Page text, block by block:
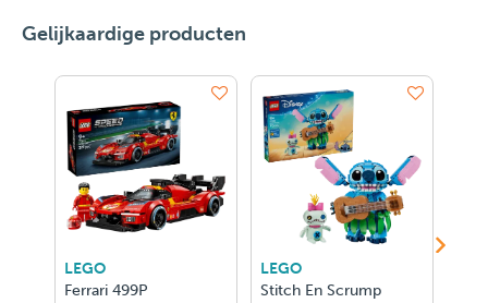
Gelijkaardige producten
LEGO
Ferrari 499P
LEGO
Stitch En Scrump